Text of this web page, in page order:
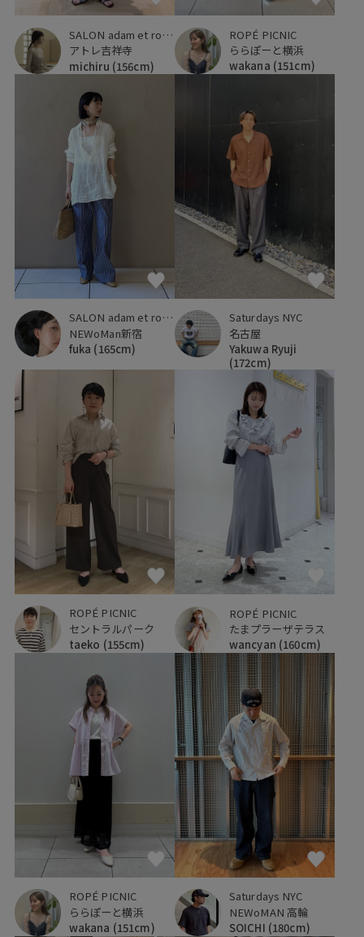
SALON adam et ropé
アトレ吉祥寺
michiru (156cm)
ROPÉ PICNIC
ららぽーと横浜
wakana (151cm)
SALON adam et ropé
NEWoMan新宿
fuka (165cm)
Saturdays NYC
名古屋
Yakuwa Ryuji
(172cm)
ROPÉ PICNIC
セントラルパーク
taeko (155cm)
ROPÉ PICNIC
たまプラーザテラス
wancyan (160cm)
ROPÉ PICNIC
ららぽーと横浜
wakana (151cm)
Saturdays NYC
NEWoMAN 高輪
SOICHI (180cm)